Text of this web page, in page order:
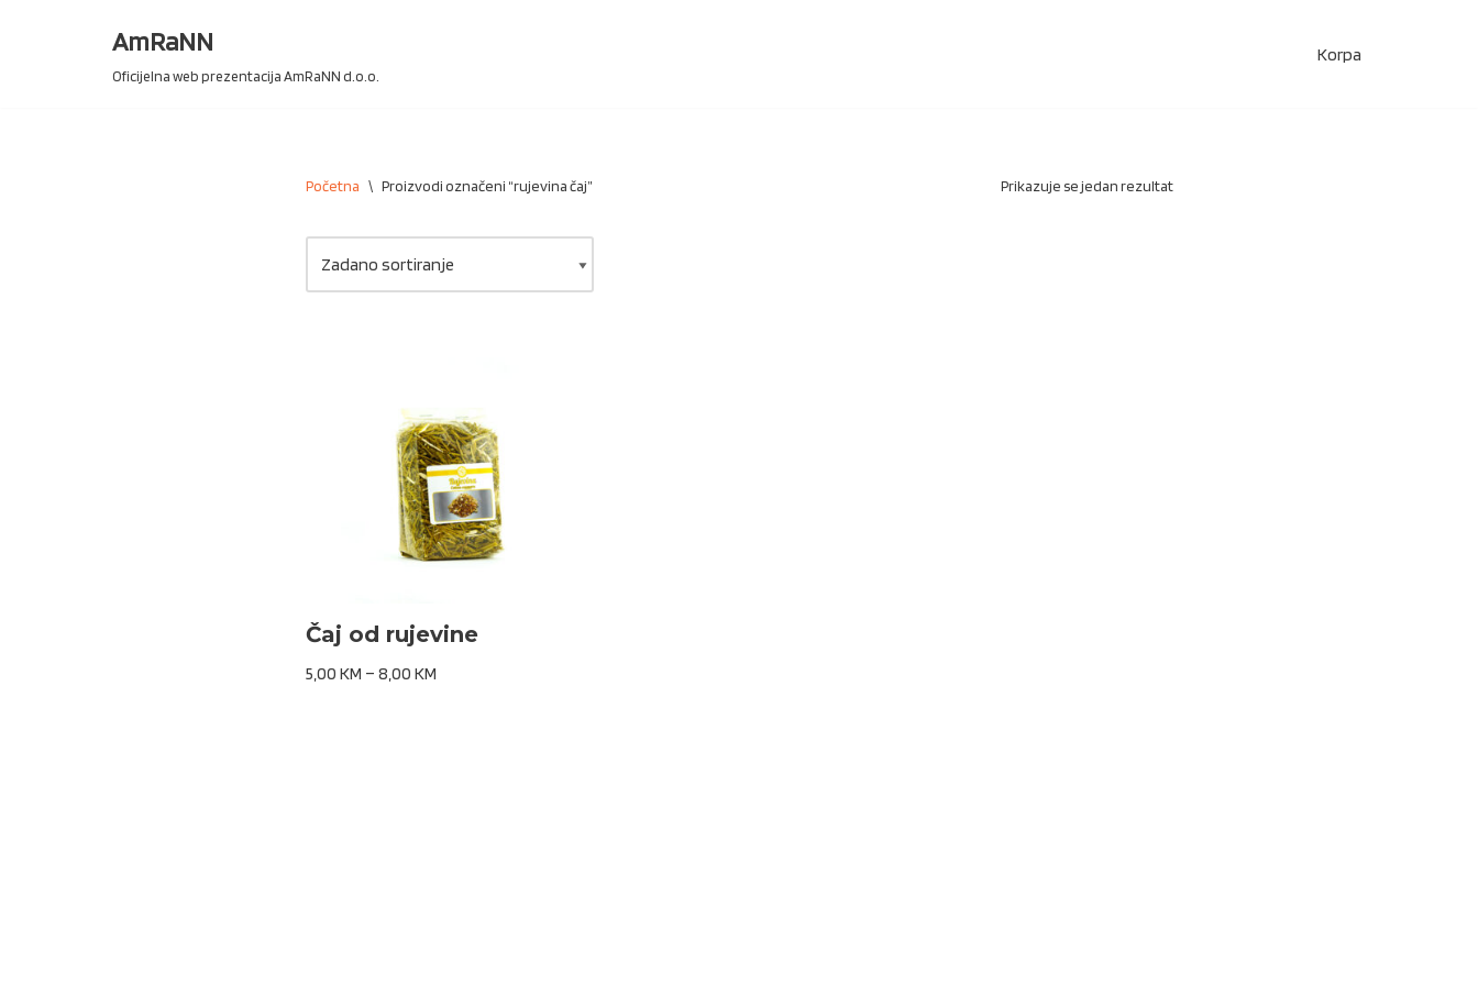
AmRaNN
Oficijelna web prezentacija AmRaNN d.o.o.
Korpa
Početna \ Proizvodi označeni “rujevina čaj” Prikazuje se jedan rezultat
Čaj od rujevine
5,00 KM – 8,00 KM